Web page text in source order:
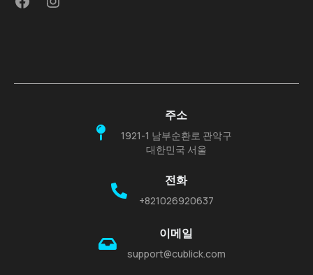
주소
1921-1 남부순환로 관악구
대한민국 서울
전화
+821026920637
이메일
support@cublick.com